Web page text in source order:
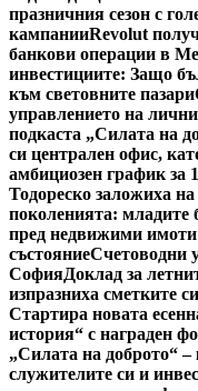
празничния сезон с
кампанииRevolut
банкови операции в
инвестициите: Защо
към световните пазари
управлението на
подкаста „Силата на
си централен офис,
амбициозен график за
Тодореско заложиха
поколенията: младите
пред недвижими имоти
състояниеСчетоводни
СофияДоклад за
изпразниха сметките
Стартира новата
история“ с награден
„Силата на доброто“
служителите си и